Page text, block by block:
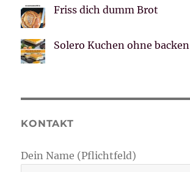
Friss dich dumm Brot
Solero Kuchen ohne backen
KONTAKT
Dein Name (Pflichtfeld)